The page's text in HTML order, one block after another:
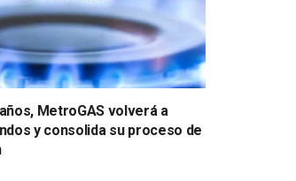
MetroGAS volverá a
y consolida su proceso de